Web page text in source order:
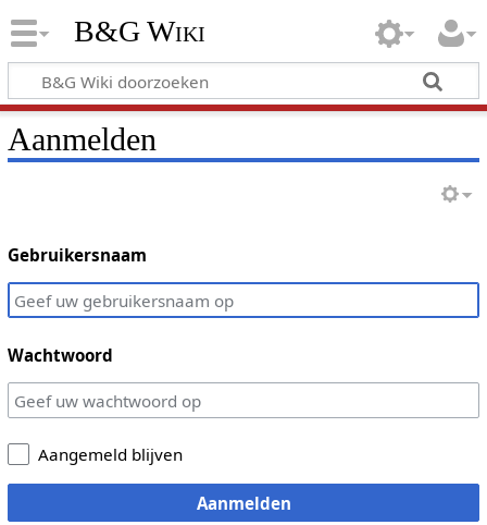
B&G Wiki
Aanmelden
Gebruikersnaam
Wachtwoord
Aangemeld blijven
Aanmelden